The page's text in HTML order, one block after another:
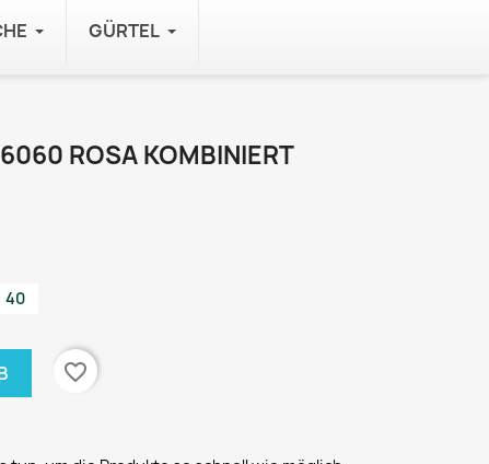
GÜRTEL
ROSA KOMBINIERT
40
favorite_border